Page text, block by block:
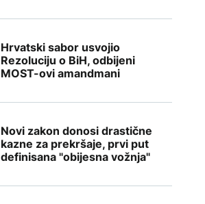
Hrvatski sabor usvojio
Rezoluciju o BiH, odbijeni
MOST-ovi amandmani
Novi zakon donosi drastične
kazne za prekršaje, prvi put
definisana "obijesna vožnja"